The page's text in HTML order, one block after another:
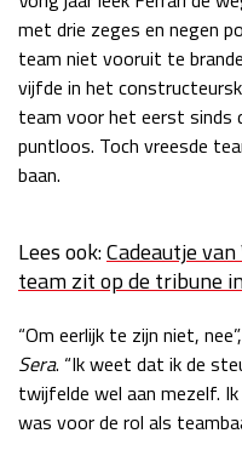
Kwalificatie
Race
Kwalificatie
Race
GP QATAR 2026
Kwalificatie
GP ABU DHABI 2026
met drie zeges en negen
team niet vooruit te
vijfde in het
team voor het eerst sinds
puntloos. Toch vreesde
baan.
Lees ook:Cadeautje
team zit op de tribune
“Om eerlijk te zijn niet,
Sera. “Ik weet dat ik de
twijfelde wel aan mezelf.
was voor de rol als